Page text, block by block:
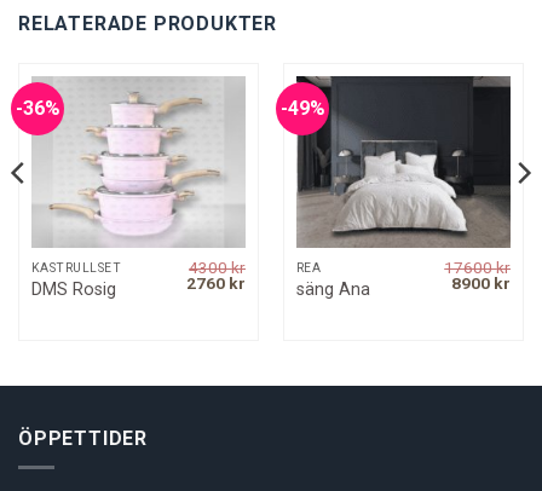
RELATERADE PRODUKTER
-36%
KASTRULLSET
DMS Rosig
4300kr
Original
2760 kr Current
-49%
REA
säng Ana
17600kr
Original
8900 kr
ÖPPETTIDER